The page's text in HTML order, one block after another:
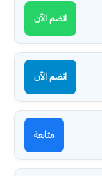
انضم الآن
انضم الآن
متابعة